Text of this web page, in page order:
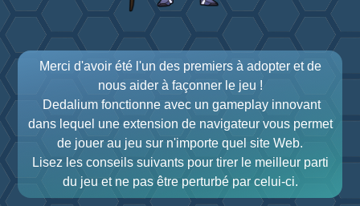
Merci d'avoir été l'un des premiers à adopter et de
nous aider à façonner le jeu !
Dedalium fonctionne avec un gameplay innovant
dans lequel une extension de navigateur vous permet
de jouer au jeu sur n'importe quel site Web.
Lisez les conseils suivants pour tirer le meilleur parti
du jeu et ne pas être perturbé par celui-ci.